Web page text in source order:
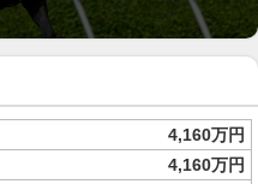
4,160万円
4,160万円